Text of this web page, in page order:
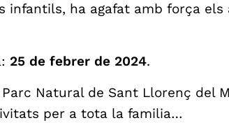
infantils, ha agafat amb força els
25 de febrer de 2024.
Natural de Sant Llorenç del
per a tota la familia…